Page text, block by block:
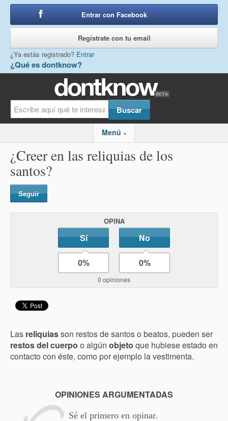
¿Qué es dontknow?
Entrar con Facebook
Regístrate con tu email
¿Ya estás registrado? Entrar
Menú ▼
¿Creer en las reliquias de los
santos?
Seguir
OPINA
Sí No
0% 0%
0 opiniones
Las reliquiasson restos de santos o beatos, pueden ser
restos del cuerpo o algún objeto que hubiese estado en
contacto con éste, como por ejemplo la vestimenta.
OPINIONES ARGUMENTADAS
Sé el primero en opinar.